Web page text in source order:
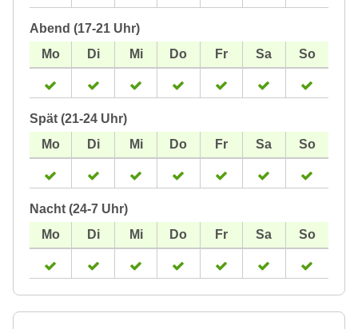
Abend (17-21 Uhr)
Spät (21-24 Uhr)
Nacht (24-7 Uhr)